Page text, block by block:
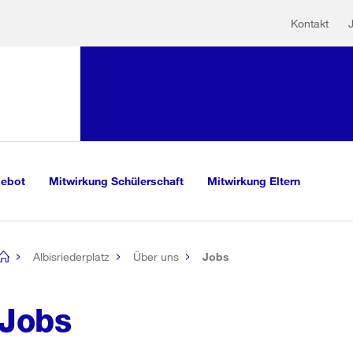
Kontakt
Mitwirkung Schülerschaft Mitwirkung Eltern
Albisriederplatz Über uns Jobs